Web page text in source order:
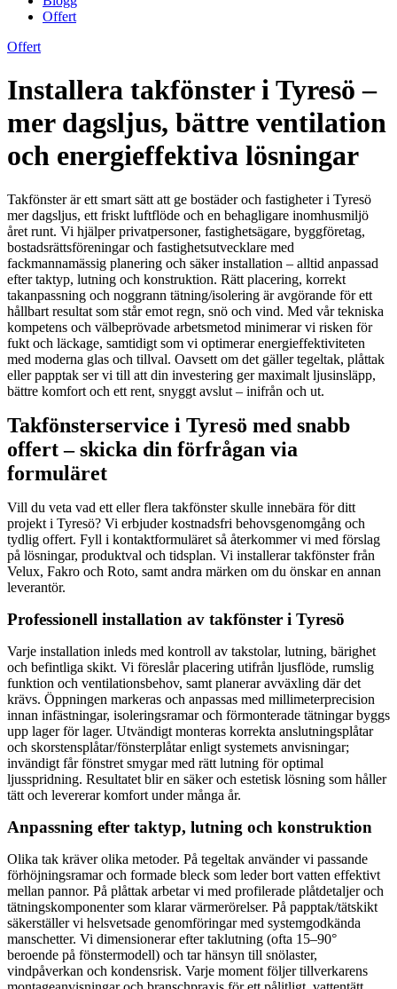
Offert
Offert
Installera takfönster i Tyresö –
mer dagsljus, bättre ventilation
och energieffektiva lösningar
Takfönster är ett smart sätt att ge bostäder och fastigheter i Tyresö
mer dagsljus, ett friskt luftflöde och en behagligare inomhusmiljö
året runt. Vi hjälper privatpersoner, fastighetsägare, byggföretag,
bostadsrättsföreningar och fastighetsutvecklare med
fackmannamässig planering och säker installation – alltid anpassad
efter taktyp, lutning och konstruktion. Rätt placering, korrekt
takanpassning och noggrann tätning/isolering är avgörande för ett
hållbart resultat som står emot regn, snö och vind. Med vår tekniska
kompetens och välbeprövade arbetsmetod minimerar vi risken för
fukt och läckage, samtidigt som vi optimerar energieffektiviteten
med moderna glas och tillval. Oavsett om det gäller tegeltak, plåttak
eller papptak ser vi till att din investering ger maximalt ljusinsläpp,
bättre komfort och ett rent, snyggt avslut – inifrån och ut.
Takfönsterservice i Tyresö med snabb
offert – skicka din förfrågan via
formuläret
Vill du veta vad ett eller flera takfönster skulle innebära för ditt
projekt i Tyresö? Vi erbjuder kostnadsfri behovsgenomgång och
tydlig offert. Fyll i kontaktformuläret så återkommer vi med förslag
på lösningar, produktval och tidsplan. Vi installerar takfönster från
Velux, Fakro och Roto, samt andra märken om du önskar en annan
leverantör.
Professionell installation av takfönster i Tyresö
Varje installation inleds med kontroll av takstolar, lutning, bärighet
och befintliga skikt. Vi föreslår placering utifrån ljusflöde, rumslig
funktion och ventilationsbehov, samt planerar avväxling där det
krävs. Öppningen markeras och anpassas med millimeterprecision
innan infästningar, isoleringsramar och förmonterade tätningar byggs
upp lager för lager. Utvändigt monteras korrekta anslutningsplåtar
och skorstensplåtar/fönsterplåtar enligt systemets anvisningar;
invändigt får fönstret smygar med rätt lutning för optimal
ljusspridning. Resultatet blir en säker och estetisk lösning som håller
tätt och levererar komfort under många år.
Anpassning efter taktyp, lutning och konstruktion
Olika tak kräver olika metoder. På tegeltak använder vi passande
förhöjningsramar och formade bleck som leder bort vatten effektivt
mellan pannor. På plåttak arbetar vi med profilerade plåtdetaljer och
tätningskomponenter som klarar värmerörelser. På papptak/tätskikt
säkerställer vi helsvetsade genomföringar med systemgodkända
manschetter. Vi dimensionerar efter taklutning (ofta 15–90°
beroende på fönstermodell) och tar hänsyn till snölaster,
vindpåverkan och kondensrisk. Varje moment följer tillverkarens